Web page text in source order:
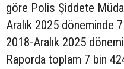
göre Polis Şiddete
Aralık 2025 döneminde
2018-Aralık 2025
Raporda toplam 7 bin